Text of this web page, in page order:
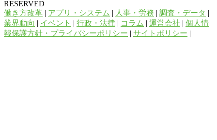
RESERVED
働き方改革 | アプリ・システム | 人事・労務 | 調査・データ |
業界動向 | イベント | 行政・法律 | コラム | 運営会社 | 個人情
報保護方針・プライバシーポリシー | サイトポリシー |